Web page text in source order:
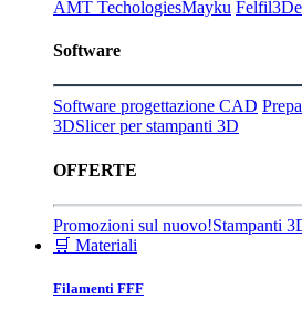
AMT TechologiesMayku Felfil
Software
Software progettazione CAD
3DSlicer per stampanti 3D
OFFERTE
Promozioni sul nuovo!Stampanti
🛒 Materiali
Filamenti FFF